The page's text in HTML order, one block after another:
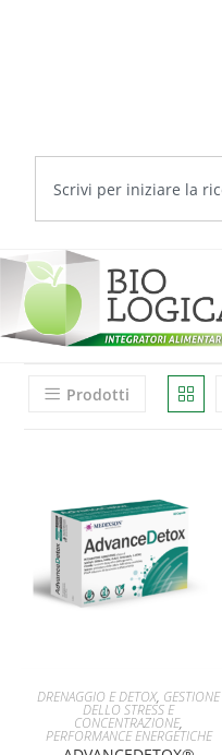
Prodotti
AGGIUNGI AL CARRELLO
DRENAGGIO E DETOX, GESTIONE
DELLO STRESS E
CONCENTRAZIONE,
PERFORMANCE ENERGETICHE